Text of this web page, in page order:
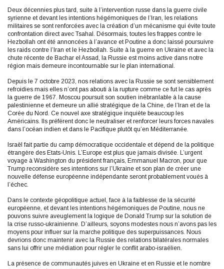
Deux décennies plus tard, suite à l’intervention russe dans la guerre civile
syrienne et devant les intentions hégémoniques de l’Iran, les relations
militaires se sont renforcées avec la création d’un mécanisme qui évite toute
confrontation direct avec Tsahal. Désormais, toutes les frappes contre le
Hezbollah ont été annoncées à l’avance et Poutine a donc laissé poursuivre
les raids contre l’Iran et le Hezbollah. Suite à la guerre en Ukraine et avec la
chute récente de Bachar el Assad, la Russie est moins active dans notre
région mais demeure incontournable sur le plan international.
Depuis le 7 octobre 2023, nos relations avec la Russie se sont sensiblement
refroidies mais elles n’ont pas abouti à la rupture comme ce fut le cas après
la guerre de 1967. Moscou poursuit son soutien inébranlable à la cause
palestinienne et demeure un allié stratégique de la Chine, de l’Iran et de la
Corée du Nord. Ce nouvel axe stratégique inquiète beaucoup les
Américains. Ils préfèrent donc le neutraliser et renforcer leurs forces navales
dans l’océan indien et dans le Pacifique plutôt qu’en Méditerranée.
Israël fait partie du camp démocratique occidentale et dépend de la politique
étrangère des Etats-Unis. L’Europe est plus que jamais divisée. L’urgent
voyage à Washington du président français, Emmanuel Macron, pour que
Trump reconsidère ses intentions sur l’Ukraine et son plan de créer une
nouvelle défense européenne indépendante seront probablement voués à
l’échec.
Dans le contexte géopolitique actuel, face à la faiblesse de la sécurité
européenne, et devant les intentions hégémoniques de Poutine, nous ne
pouvons suivre aveuglement la logique de Donald Trump sur la solution de
la crise russo-ukrainienne. D’ailleurs, soyons modestes nous n’avons pas les
moyens pour influer sur la marche politique des superpuissances. Nous
devrions donc maintenir avec la Russie des relations bilatérales normales
sans lui offrir une médiation pour régler le conflit arabo-israélien.
La présence de communautés juives en Ukraine et en Russie et le nombre